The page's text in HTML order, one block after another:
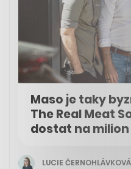
Maso je taky
The Real Meat
dostat na
LUCIE ČERNOHLÁVKOVÁ